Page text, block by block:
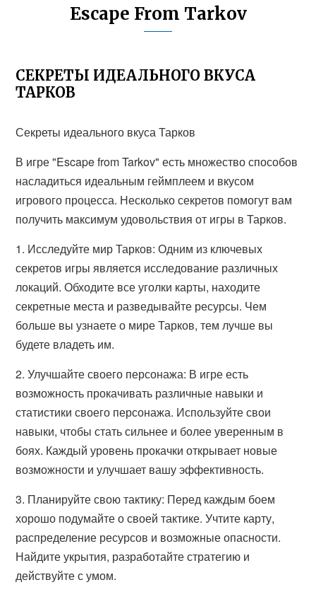
Escape From Tarkov
СЕКРЕТЫ ИДЕАЛЬНОГО ВКУСА
ТАРКОВ
Секреты идеального вкуса Тарков
В игре "Escape from Tarkov" есть множество способов
насладиться идеальным геймплеем и вкусом
игрового процесса. Несколько секретов помогут вам
получить максимум удовольствия от игры в Тарков.
1. Исследуйте мир Тарков: Одним из ключевых
секретов игры является исследование различных
локаций. Обходите все уголки карты, находите
секретные места и разведывайте ресурсы. Чем
больше вы узнаете о мире Тарков, тем лучше вы
будете владеть им.
2. Улучшайте своего персонажа: В игре есть
возможность прокачивать различные навыки и
статистики своего персонажа. Используйте свои
навыки, чтобы стать сильнее и более уверенным в
боях. Каждый уровень прокачки открывает новые
возможности и улучшает вашу эффективность.
3. Планируйте свою тактику: Перед каждым боем
хорошо подумайте о своей тактике. Учтите карту,
распределение ресурсов и возможные опасности.
Найдите укрытия, разработайте стратегию и
действуйте с умом.